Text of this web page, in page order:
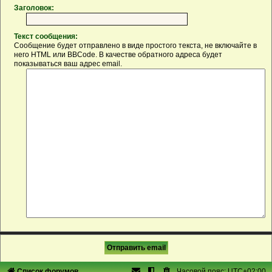
Заголовок:
Текст сообщения:
Сообщение будет отправлено в виде простого текста, не включайте в
него HTML или BBCode. В качестве обратного адреса будет
показываться ваш адрес email.